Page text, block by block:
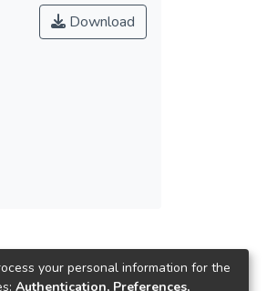
Download
your personal information for the
Authentication, Preferences,